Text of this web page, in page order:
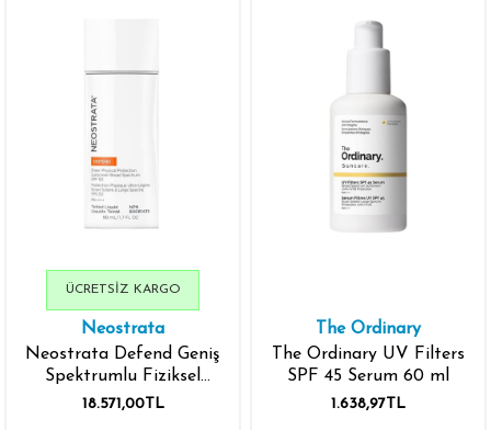
Neostrata
Neostrata Defend Geniş
Spektrumlu Fiziksel
Güneş Koruyucu SPF50+
18.571,00TL
ÜCRETSIZ KARGO
The Ordinary
The Ordinary UV Filters
SPF 45 Serum 60 ml
1.638,97TL